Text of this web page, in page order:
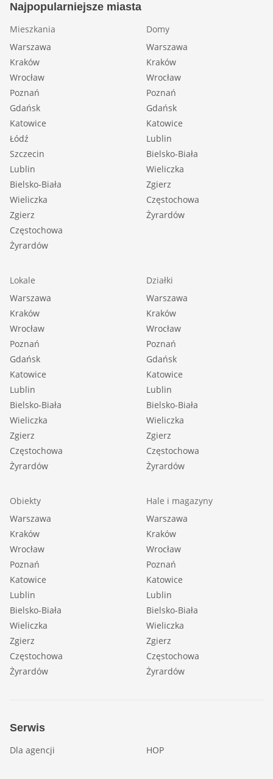
Najpopularniejsze miasta
Mieszkania
Warszawa
Kraków
Wrocław
Poznań
Gdańsk
Katowice
Łódź
Szczecin
Lublin
Bielsko-Biała
Wieliczka
Zgierz
Częstochowa
Żyrardów
Domy
Warszawa
Kraków
Wrocław
Poznań
Gdańsk
Katowice
Lublin
Bielsko-Biała
Wieliczka
Zgierz
Częstochowa
Żyrardów
Lokale
Warszawa
Kraków
Wrocław
Poznań
Gdańsk
Katowice
Lublin
Bielsko-Biała
Wieliczka
Zgierz
Częstochowa
Żyrardów
Działki
Warszawa
Kraków
Wrocław
Poznań
Gdańsk
Katowice
Lublin
Bielsko-Biała
Wieliczka
Zgierz
Częstochowa
Żyrardów
Obiekty
Warszawa
Kraków
Wrocław
Poznań
Katowice
Lublin
Bielsko-Biała
Wieliczka
Zgierz
Częstochowa
Żyrardów
Hale i magazyny
Warszawa
Kraków
Wrocław
Poznań
Katowice
Lublin
Bielsko-Biała
Wieliczka
Zgierz
Częstochowa
Żyrardów
Serwis
Dla agencji HOP